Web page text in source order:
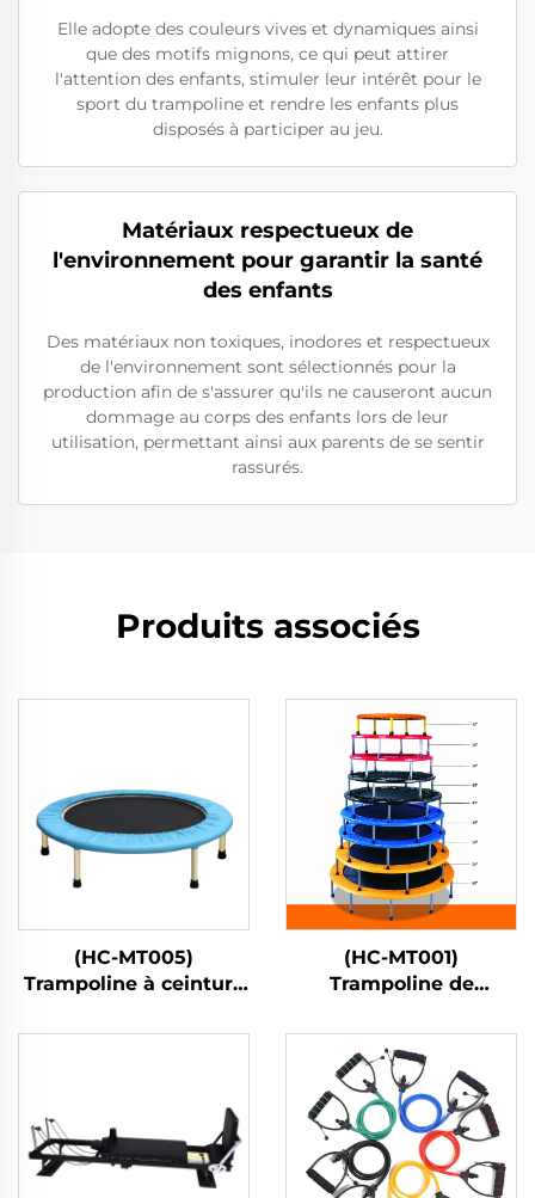
Elle adopte des couleurs vives et dynamiques ainsi
que des motifs mignons, ce qui peut attirer
l'attention des enfants, stimuler leur intérêt pour le
sport du trampoline et rendre les enfants plus
disposés à participer au jeu.
Matériaux respectueux de
l'environnement pour garantir la santé
des enfants
Des matériaux non toxiques, inodores et respectueux
de l'environnement sont sélectionnés pour la
production afin de s'assurer qu'ils ne causeront aucun
dommage au corps des enfants lors de leur
utilisation, permettant ainsi aux parents de se sentir
rassurés.
Produits associés
(HC-MT005)
Trampoline à ceinture
(HC-MT001)
Trampoline de